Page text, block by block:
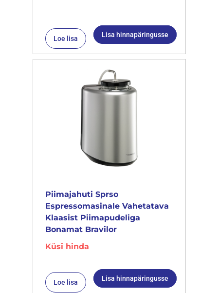
Loe lisa Lisa hinnapäringusse
Piimajahuti Sprso
Espressomasinale Vahetatava
Klaasist Piimapudeliga
Bonamat Bravilor
Küsi hinda
Loe lisa Lisa hinnapäringusse